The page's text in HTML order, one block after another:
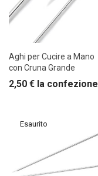
Aghi per Cucire a Mano
con Cruna Grande
2,50 € la confezione